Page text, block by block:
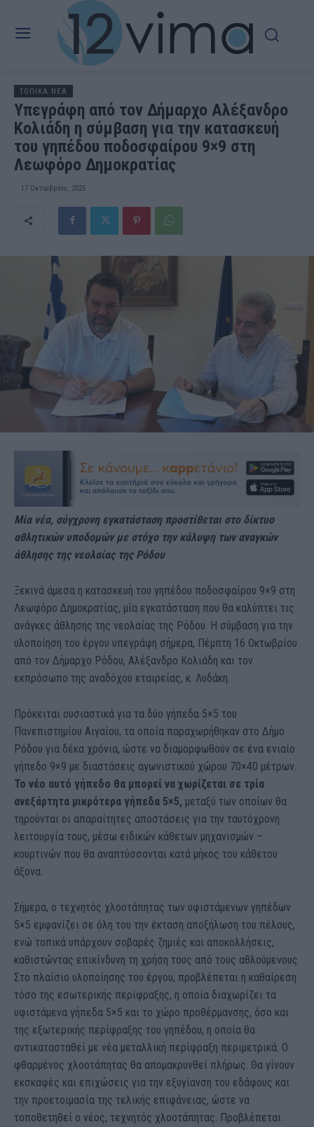
ΤΟΠΙΚΑ ΝΕΑ
Υπεγράφη από τον Δήμαρχο Αλέξανδρο
Κολιάδη η σύμβαση για την κατασκευή
του γηπέδου ποδοσφαίρου 9×9 στη
Λεωφόρο Δημοκρατίας
17 Οκτωβρίου, 2025
Μία νέα, σύγχρονη εγκατάσταση προστίθεται στο δίκτυο
αθλητικών υποδομών με στόχο την κάλυψη των αναγκών
άθλησης της νεολαίας της Ρόδου
Ξεκινά άμεσα η κατασκευή του γηπέδου ποδοσφαίρου 9×9 στη
Λεωφόρο Δημοκρατίας, μία εγκατάσταση που θα καλύπτει τις
ανάγκες άθλησης της νεολαίας της Ρόδου. Η σύμβαση για την
υλοποίηση του έργου υπεγράφη σήμερα, Πέμπτη 16 Οκτωβρίου
από τον Δήμαρχο Ρόδου, Αλέξανδρο Κολιάδη και τον
εκπρόσωπο της αναδόχου εταιρείας, κ. Λυδάκη.
Πρόκειται ουσιαστικά για τα δύο γήπεδα 5×5 του
Πανεπιστημίου Αιγαίου, τα οποία παραχωρήθηκαν στο Δήμο
Ρόδου για δέκα χρόνια, ώστε να διαμορφωθούν σε ένα ενιαίο
γήπεδο 9×9 με διαστάσεις αγωνιστικού χώρου 70×40 μέτρων.
Το νέο αυτό γήπεδο θα μπορεί να χωρίζεται σε τρία
ανεξάρτητα μικρότερα γήπεδα 5×5, μεταξύ των οποίων θα
τηρούνται οι απαραίτητες αποστάσεις για την ταυτόχρονη
λειτουργία τους, μέσω ειδικών κάθετων μηχανισμών –
κουρτινών που θα αναπτύσσονται κατά μήκος του κάθετου
άξονα.
Σήμερα, ο τεχνητός χλοοτάπητας των υφιστάμενων γηπέδων
5×5 εμφανίζει σε όλη του την έκταση αποξήλωση του πέλους,
ενώ τοπικά υπάρχουν σοβαρές ζημιές και αποκολλήσεις,
καθιστώντας επικίνδυνη τη χρήση τους από τους αθλούμενους.
Στο πλαίσιο υλοποίησης του έργου, προβλέπεται η καθαίρεση
τόσο της εσωτερικής περίφραξης, η οποία διαχωρίζει τα
υφιστάμενα γήπεδα 5×5 και το χώρο προθέρμανσης, όσο και
της εξωτερικής περίφραξης του γηπέδου, η οποία θα
αντικατασταθεί με νέα μεταλλική περίφραξη περιμετρικά. Ο
φθαρμένος χλοοτάπητας θα απομακρυνθεί πλήρως. Θα γίνουν
εκσκαφές και επιχώσεις για την εξυγίανση του εδάφους και
την προετοιμασία της τελικής επιφάνειας, ώστε να
τοποθετηθεί ο νέος, τεχνητός χλοοτάπητας. Προβλέπεται